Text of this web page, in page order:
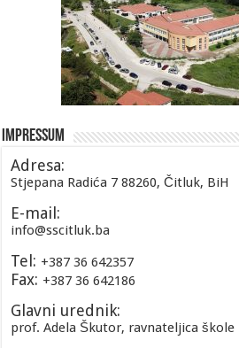
Impressum
Adresa:
Stjepana Radića 7 88260, Čitluk, BiH
E-mail:
info@sscitluk.ba
Tel: +387 36 642357
Fax: +387 36 642186
Glavni urednik:
prof. Adela Škutor, ravnateljica škole